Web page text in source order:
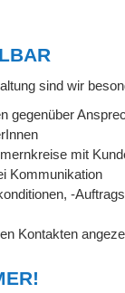
sind wir
gegenüber
mit
Kommunikation
-
Kontakten